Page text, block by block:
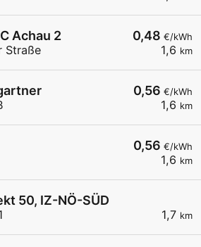
0,48 €/kWh
1,6 km
Achau 2
Straße
0,56 €/kWh
1,6 km
0,56 €/kWh
1,6 km
1,7 km
50, IZ-NÖ-SÜD